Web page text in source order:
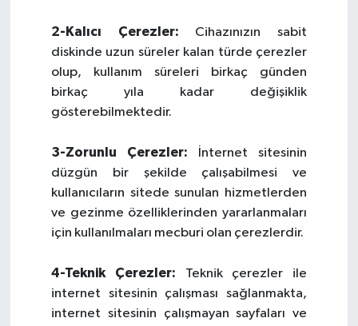
2-Kalıcı Çerezler: Cihazınızın sabit
diskinde uzun süreler kalan türde çerezler
olup, kullanım süreleri birkaç günden
birkaç yıla kadar değişiklik
gösterebilmektedir.
3-Zorunlu Çerezler: İnternet sitesinin
düzgün bir şekilde çalışabilmesi ve
kullanıcıların sitede sunulan hizmetlerden
ve gezinme özelliklerinden yararlanmaları
için kullanılmaları mecburi olan çerezlerdir.
4-Teknik Çerezler: Teknik çerezler ile
internet sitesinin çalışması sağlanmakta,
internet sitesinin çalışmayan sayfaları ve